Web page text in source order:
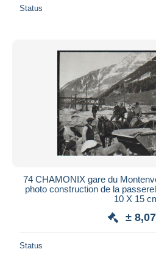
Status
74 CHAMONIX gare du
photo construction de la
10 X 15
±
Status